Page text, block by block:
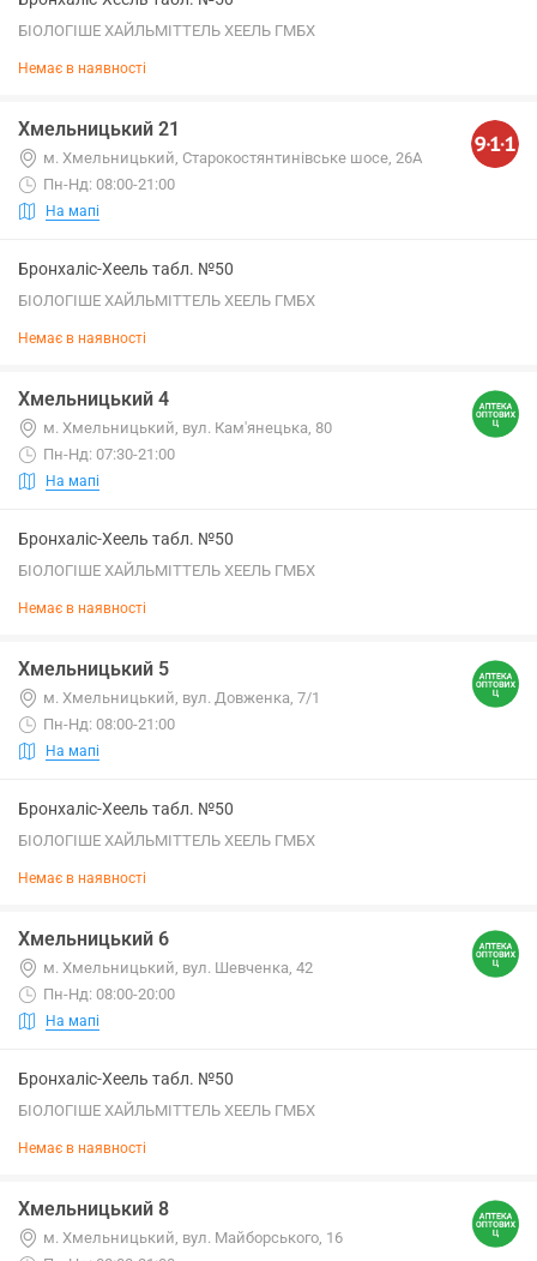
БІОЛОГІШЕ ХАЙЛЬМІТТЕЛЬ ХЕЕЛЬ ГМБХ
Немає в наявності
Хмельницький 21
м. Хмельницький, Старокостянтинівське шосе, 26А
Пн-Нд: 08:00-21:00
На мапі
Бронхаліс-Хеель табл. №50
БІОЛОГІШЕ ХАЙЛЬМІТТЕЛЬ ХЕЕЛЬ ГМБХ
Немає в наявності
Хмельницький 4
м. Хмельницький, вул. Кам'янецька, 80
Пн-Нд: 07:30-21:00
На мапі
Бронхаліс-Хеель табл. №50
БІОЛОГІШЕ ХАЙЛЬМІТТЕЛЬ ХЕЕЛЬ ГМБХ
Немає в наявності
Хмельницький 5
м. Хмельницький, вул. Довженка, 7/1
Пн-Нд: 08:00-21:00
На мапі
Бронхаліс-Хеель табл. №50
БІОЛОГІШЕ ХАЙЛЬМІТТЕЛЬ ХЕЕЛЬ ГМБХ
Немає в наявності
Хмельницький 6
м. Хмельницький, вул. Шевченка, 42
Пн-Нд: 08:00-20:00
На мапі
Бронхаліс-Хеель табл. №50
БІОЛОГІШЕ ХАЙЛЬМІТТЕЛЬ ХЕЕЛЬ ГМБХ
Немає в наявності
Хмельницький 8
м. Хмельницький, вул. Майборського, 16